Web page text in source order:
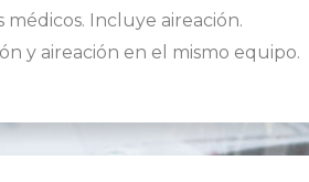
médicos. Incluye aireación.
y aireación en el mismo equipo.